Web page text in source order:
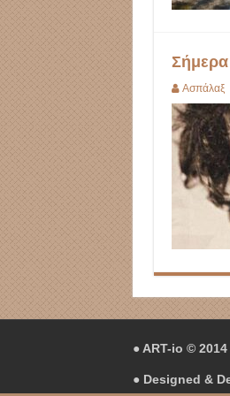
Σήμερα
Ασπάλαξ
● ART-io ©
● Designed &